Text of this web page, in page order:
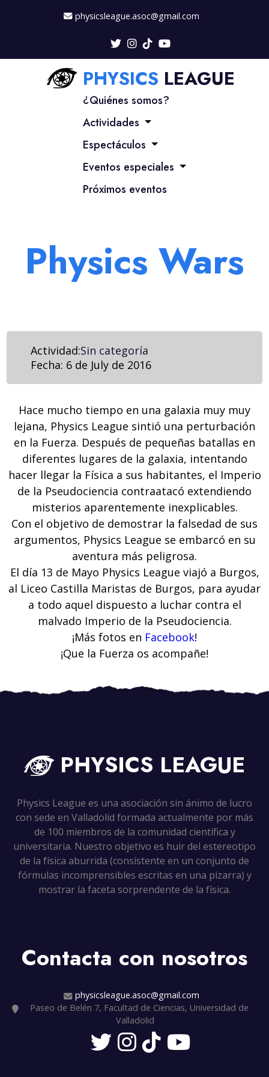
physicsleague.asoc@gmail.com
PHYSICS LEAGUE
¿Quiénes somos?
Actividades
Espectáculos
Eventos especiales
Próximos eventos
Physics Wars
Actividad:Sin categoría
Fecha: 6 de July de 2016
Hace mucho tiempo en una galaxia muy muy
lejana, Physics League sintió una perturbación
en la Fuerza. Después de pequeñas batallas en
diferentes lugares de la galaxia, intentando
hacer llegar la Física a sus habitantes, el Imperio
de la Pseudociencia contraatacó extendiendo
misterios aparentemente inexplicables.
Con el objetivo de demostrar la falsedad de sus
argumentos, Physics League se embarcó en su
aventura más peligrosa.
El día 13 de Mayo Physics League viajó a Burgos,
al Liceo Castilla Maristas de Burgos, para ayudar
a todo aquel dispuesto a luchar contra el
malvado Imperio de la Pseudociencia.
¡Más fotos en Facebook!
¡Que la Fuerza os acompañe!
PHYSICS LEAGUE
Physics League es una asociación sin ánimo de lucro
con sede en Valladolid formada actualmente por más
de 100 miembros de la comunidad científica y
universitaria. Nuestro objetivo es huir del estereotipo
de la física aburrida (consistente en un conjunto de
fórmulas incomprensibles escritas en una pizarra) y
mostrar la faceta sorprendente de la física.
Contacta con nosotros
physicsleague.asoc@gmail.com
Paseo de Belén 7, Facultad de Ciencias, Universidad de
Valladolid